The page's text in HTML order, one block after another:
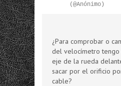
(@Anónimo)
¿Para comprobar o
del velocímetro
eje de la rueda
sacar por el orificio
cable?